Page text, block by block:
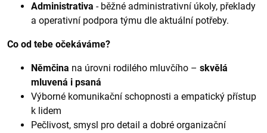
Administrativa - běžné administrativní úkoly, překlady
a operativní podpora týmu dle aktuální potřeby.
Co od tebe očekáváme?
Němčina na úrovni rodilého mluvčího – skvělá
mluvená i psaná
Výborné komunikační schopnosti a empatický přístup
k lidem
Pečlivost, smysl pro detail a dobré organizační